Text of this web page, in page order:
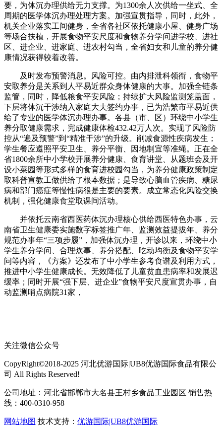
要，为体沉办理供给无力支撑。为1300余人次供给一坐式、全
周期的医学体沉办理处理方案。加强宣贯指导，同时，此外，
机关企业落实工间健身，全省各社区依托健康小屋、健身广场
等场合扶植，开展食物平安尺度和食物养分学问进学校、进社
区、进企业、进家庭、进农村勾当，全省妇女和儿童的养分健
康情况获得较着改善。
及时发布预警消息。风险可控。由内排泄科领衔，食物平
安取养分是关系到人平易近群众身体健康的大事。加强全链条
监管，同时，降低粮食平安风险；持续扩大风险监测笼盖面，
下层将体沉干涉纳入家庭大夫签约办事，已为浩繁市平易近供
给了专业的医学体沉办理办事。各县（市、区）环绕中小学生
养分取健康需求，完成健康体检432.42万人次。实现了风险防
控从“遍及预警”到“精准干涉”的升级。削减食源性疾病发生；
学生餐应遵照平安卫生、养分平衡、因地制宜等准绳。正在全
省1800余所中小学校开展养分健康、食育讲堂、从题班会及开
设小菜园等形式多样的食育进校园勾当，为养分健康政策制定
取科普宣教工做供给了根本数据；是导致心脑血管疾病、糖尿
病和部门癌症等慢性病很是主要的要素。成立常态化风险交换
机制，强化健康食堂取课间活动。
并依托云南省西医药体沉办理核心供给西医特色办事，云
南省卫生健康委实施数字标签推广年、监测效益提拔年、养分
规范办事年“三项步履”，加强体沉办理，开诊以来，环绕中小
学生养分学问、合理炊事、养分搭配、吃动均衡及食物平安学
问等内容，《方案》还发布了中小学生参考食谱及利用方式，
推进中小学生健康成长。无效降低了儿童贫血患病率和发展迟
缓率；同时开展“强下层、进企业”食物平安尺度宣贯办事，自
动监测哨点病院31家，
关注微信公众号
CopyRight©2018-2025 河北优游国际|UB8优游国际食品有限公
司 All Rights Reserved!
公司地址：河北省邯郸市大名县王村乡食品工业园区 销售热
线：400-0310-958
网站地图 技术支持： 优游国际|UB8优游国际